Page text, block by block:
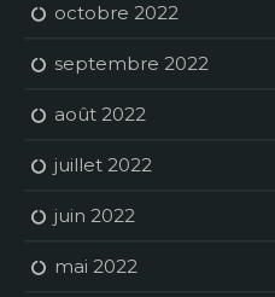
octobre 2022
septembre 2022
août 2022
juillet 2022
juin 2022
mai 2022